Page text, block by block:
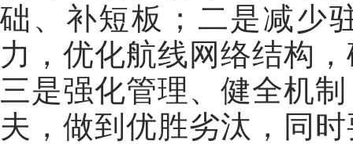
础、补短板；二是减少
力，优化航线网络结构
三是强化管理、健全机
夫，做到优胜劣汰，同